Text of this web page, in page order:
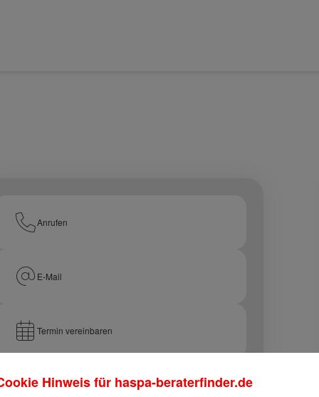
Anrufen
E-Mail
Termin vereinbaren
Hinweis für haspa-beraterfinder.de